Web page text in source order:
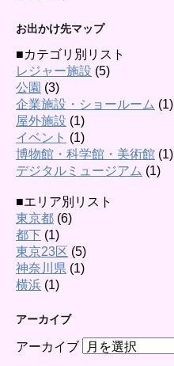
お出かけ先マップ
■カテゴリ別リスト
レジャー施設 (5)
公園 (3)
企業施設・ショールーム (1)
屋外施設 (1)
イベント (1)
博物館・科学館・美術館 (1)
デジタルミュージアム (1)
■エリア別リスト
東京都 (6)
都下 (1)
東京23区 (5)
神奈川県 (1)
横浜 (1)
アーカイブ
アーカイブ